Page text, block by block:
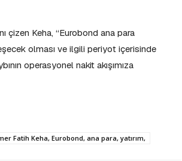
çizen Keha, “Eurobond ana para
olması ve ilgili periyot içerisinde
operasyonel nakit akışımıza
Fatih Keha, Eurobond, ana para, yatırım,